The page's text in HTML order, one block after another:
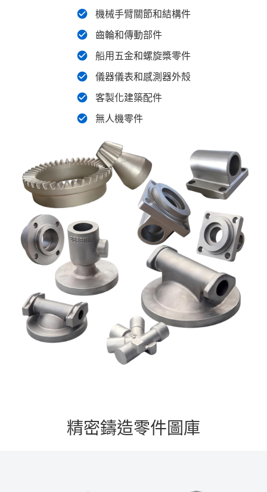
機械手臂關節和結構件
齒輪和傳動部件
船用五金和螺旋槳零件
儀器儀表和感測器外殼
客製化建築配件
無人機零件
精密鑄造零件圖庫